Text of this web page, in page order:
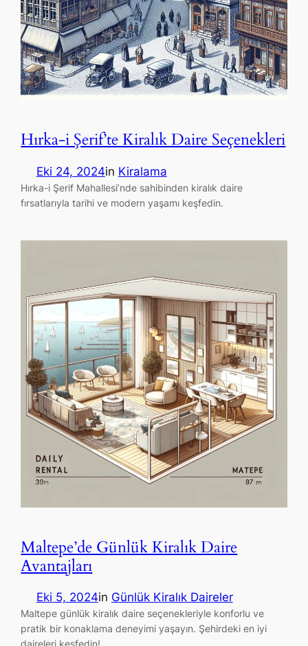
Hırka-i Şerif’te Kiralık Daire Seçenekleri
Eki 24, 2024in Kiralama
Hırka-i Şerif Mahallesi’nde sahibinden kiralık daire
fırsatlarıyla tarihi ve modern yaşamı keşfedin.
Maltepe’de Günlük Kiralık Daire
Avantajları
Eki 5, 2024in Günlük Kiralık Daireler
Maltepe günlük kiralık daire seçenekleriyle konforlu ve
pratik bir konaklama deneyimi yaşayın. Şehirdeki en iyi
daireleri keşfedin!